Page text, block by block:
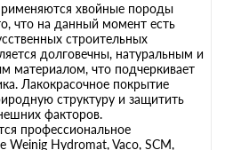
хвойные породы
что на данный момент есть
строительных
долговечны, натуральным и
материалом, что подчеркивает
Лакокрасочное покрытие
структуру и защитить
факторов.
профессиональное
Weinig Hydromat, Vaco, SCM,